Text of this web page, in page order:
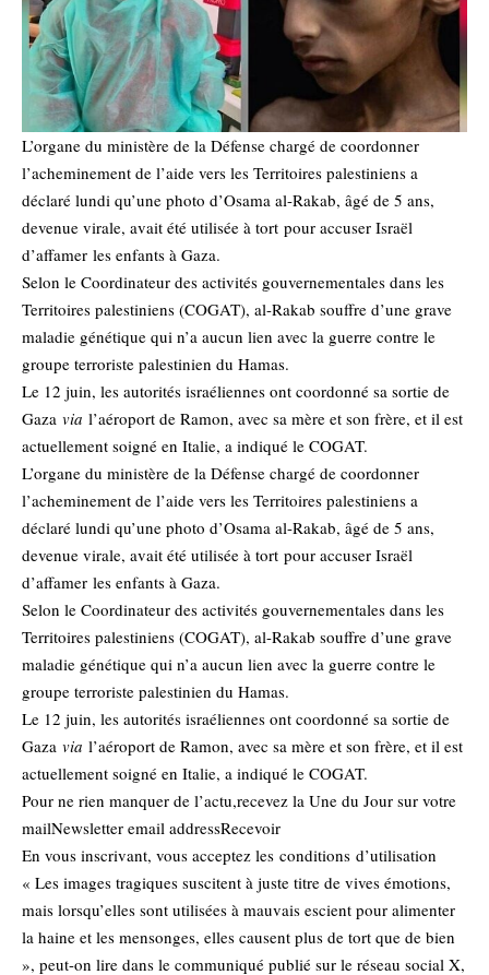
L’organe du ministère de la Défense chargé de coordonner
l’acheminement de l’aide vers les Territoires palestiniens a
déclaré lundi qu’une photo d’Osama al-Rakab, âgé de 5 ans,
devenue virale, avait été utilisée à tort pour accuser Israël
d’affamer les enfants à Gaza.
Selon le Coordinateur des activités gouvernementales dans les
Territoires palestiniens (COGAT), al-Rakab souffre d’une grave
maladie génétique qui n’a aucun lien avec la guerre contre le
groupe terroriste palestinien du Hamas.
Le 12 juin, les autorités israéliennes ont coordonné sa sortie de
Gaza via l’aéroport de Ramon, avec sa mère et son frère, et il est
actuellement soigné en Italie, a indiqué le COGAT.
L’organe du ministère de la Défense chargé de coordonner
l’acheminement de l’aide vers les Territoires palestiniens a
déclaré lundi qu’une photo d’Osama al-Rakab, âgé de 5 ans,
devenue virale, avait été utilisée à tort pour accuser Israël
d’affamer les enfants à Gaza.
Selon le Coordinateur des activités gouvernementales dans les
Territoires palestiniens (COGAT), al-Rakab souffre d’une grave
maladie génétique qui n’a aucun lien avec la guerre contre le
groupe terroriste palestinien du Hamas.
Le 12 juin, les autorités israéliennes ont coordonné sa sortie de
Gaza via l’aéroport de Ramon, avec sa mère et son frère, et il est
actuellement soigné en Italie, a indiqué le COGAT.
Pour ne rien manquer de l’actu,recevez la Une du Jour sur votre
mailNewsletter email addressRecevoir
En vous inscrivant, vous acceptez les conditions d’utilisation
« Les images tragiques suscitent à juste titre de vives émotions,
mais lorsqu’elles sont utilisées à mauvais escient pour alimenter
la haine et les mensonges, elles causent plus de tort que de bien
», peut-on lire dans le communiqué publié sur le réseau social X,